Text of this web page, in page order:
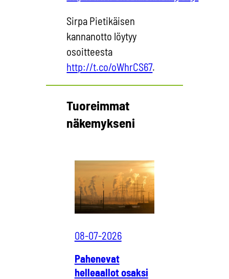
Sirpa Pietikäisen
kannanotto löytyy
osoitteesta
http://t.co/oWhrCS67.
Tuoreimmat
näkemykseni
08-07-2026
Pahenevat
helleaallot osaksi